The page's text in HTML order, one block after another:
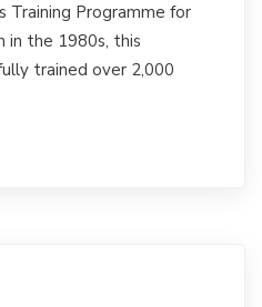
Training Programme for
in the 1980s, this
trained over 2,000